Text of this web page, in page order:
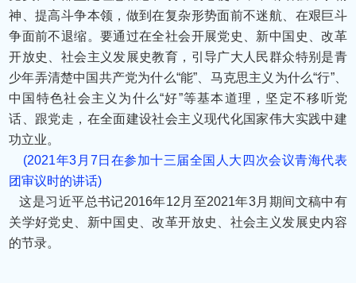
神、提高斗争本领，做到在复杂形势面前不迷航、在艰巨斗
争面前不退缩。要通过在全社会开展党史、新中国史、改革
开放史、社会主义发展史教育，引导广大人民群众特别是青
少年弄清楚中国共产党为什么“能”、马克思主义为什么“行”、
中国特色社会主义为什么“好”等基本道理，坚定不移听党
话、跟党走，在全面建设社会主义现代化国家伟大实践中建
功立业。
(2021年3月7日在参加十三届全国人大四次会议青海代表
团审议时的讲话)
这是习近平总书记2016年12月至2021年3月期间文稿中有
关学好党史、新中国史、改革开放史、社会主义发展史内容
的节录。